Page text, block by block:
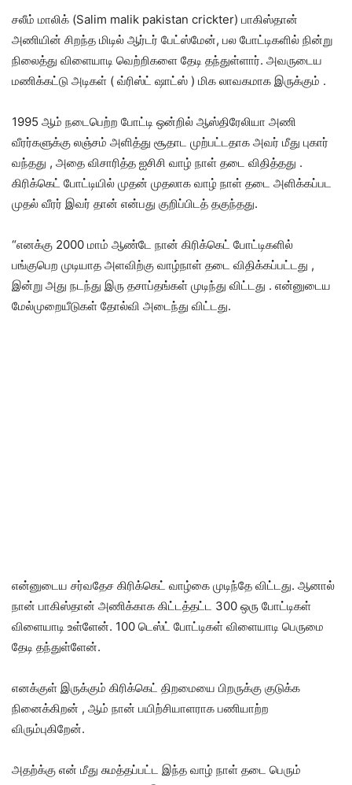
சலீம் மாலிக் (Salim malik pakistan crickter) பாகிஸ்தான்
அணியின் சிறந்த மிடில் ஆர்டர் பேட்ஸ்மேன், பல போட்டிகளில் நின்று
நிலைத்து விளையாடி வெற்றிகளை தேடி தந்துள்ளார். அவருடைய
மணிக்கட்டு அடிகள் ( வ்ரிஸ்ட் ஷாட்ஸ் ) மிக லாவகமாக இருக்கும் .
1995 ஆம் நடைபெற்ற போட்டி ஒன்றில் ஆஸ்திரேலியா அணி
வீரர்களுக்கு லஞ்சம் அளித்து சூதாட முற்பட்டதாக அவர் மீது புகார்
வந்தது , அதை விசாரித்த ஐசிசி வாழ் நாள் தடை விதித்தது .
கிரிக்கெட் போட்டியில் முதன் முதலாக வாழ் நாள் தடை அளிக்கப்பட
முதல் வீரர் இவர் தான் என்பது குறிப்பிடத் தகுந்தது.
“எனக்கு 2000 மாம் ஆண்டே நான் கிரிக்கெட் போட்டிகளில்
பங்குபெற முடியாத அளவிற்கு வாழ்நாள் தடை விதிக்கப்பட்டது ,
இன்று அது நடந்து இரு தசாப்தங்கள் முடிந்து விட்டது . என்னுடைய
மேல்முறையீடுகள் தோல்வி அடைந்து விட்டது.
என்னுடைய சர்வதேச கிரிக்கெட் வாழ்கை முடிந்தே விட்டது. ஆனால்
நான் பாகிஸ்தான் அணிக்காக கிட்டத்தட்ட 300 ஒரு போட்டிகள்
விளையாடி உள்ளேன். 100 டெஸ்ட் போட்டிகள் விளையாடி பெருமை
தேடி தந்துள்ளேன்.
எனக்குள் இருக்கும் கிரிக்கெட் திறமையை பிறருக்கு குடுக்க
நினைக்கிறன் , ஆம் நான் பயிற்சியாளராக பணியாற்ற
விரும்புகிறேன்.
அதற்க்கு என் மீது சுமத்தப்பட்ட இந்த வாழ் நாள் தடை பெரும்